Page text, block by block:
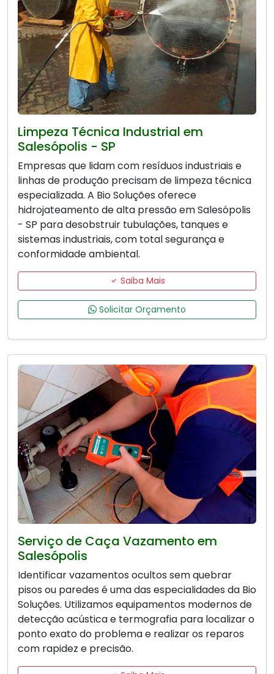
Limpeza Técnica Industrial em
Salesópolis - SP
Empresas que lidam com resíduos industriais e
linhas de produção precisam de limpeza técnica
especializada. A Bio Soluções oferece
hidrojateamento de alta pressão em Salesópolis
- SP para desobstruir tubulações, tanques e
sistemas industriais, com total segurança e
conformidade ambiental.
Saiba Mais
Solicitar Orçamento
Serviço de Caça Vazamento em
Salesópolis
Identificar vazamentos ocultos sem quebrar
pisos ou paredes é uma das especialidades da Bio
Soluções. Utilizamos equipamentos modernos de
detecção acústica e termografia para localizar o
ponto exato do problema e realizar os reparos
com rapidez e precisão.